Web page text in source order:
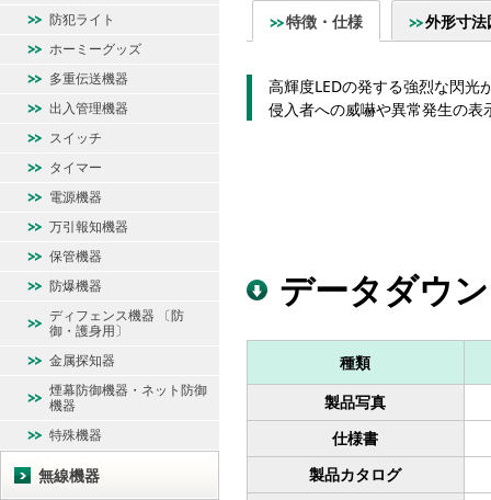
特徴・仕様 外形寸法
高輝度LEDの発する強烈な閃光
侵入者への威嚇や異常発生の表
データダウ
種類
製品写真
仕様書
製品カタログ
防犯ライト
ホーミーグッズ
多重伝送機器
出入管理機器
スイッチ
タイマー
電源機器
万引報知機器
保管機器
防爆機器
ディフェンス機器 〔防
御・護身用〕
金属探知器
煙幕防御機器・ネット防御
機器
特殊機器
無線機器